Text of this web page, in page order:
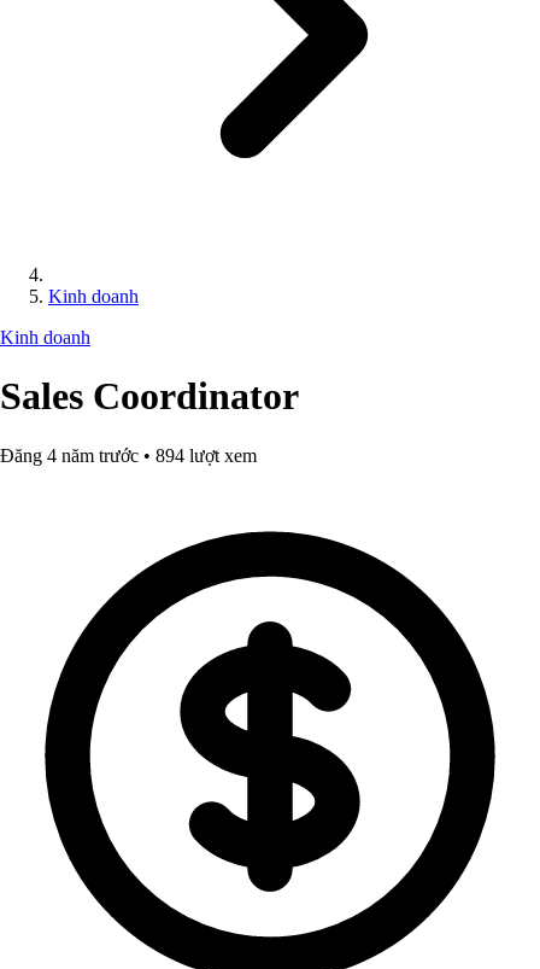
Kinh doanh
Kinh doanh
Sales Coordinator
Đăng 4 năm trước • 894 lượt xem